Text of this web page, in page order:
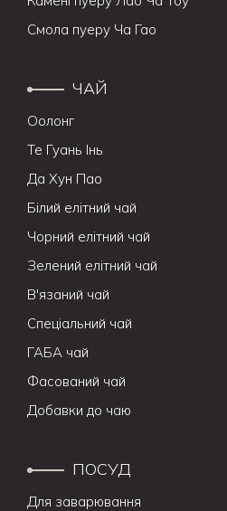
Смола пуеру Ча Гао
ЧАЙ
Оолонг
Те Гуань Інь
Да Хун Пао
Білий елітний чай
Чорний елітний чай
Зелений елітний чай
В'язаний чай
Спеціальний чай
ГАБА чай
Фасований чай
Добавки до чаю
ПОСУД
Для заварювання